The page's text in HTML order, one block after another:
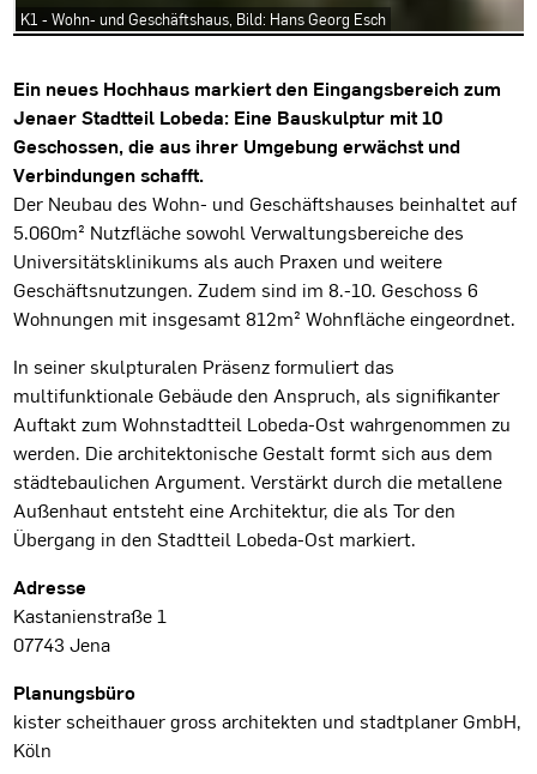
K1 - Wohn- und Geschäftshaus, Bild: Hans Georg Esch
Ein neues Hochhaus markiert den Eingangsbereich zum
Jenaer Stadtteil Lobeda: Eine Bauskulptur mit 10
Geschossen, die aus ihrer Umgebung erwächst und
Verbindungen schafft.
Der Neubau des Wohn- und Geschäftshauses beinhaltet auf
5.060m² Nutzfläche sowohl Verwaltungsbereiche des
Universitätsklinikums als auch Praxen und weitere
Geschäftsnutzungen. Zudem sind im 8.-10. Geschoss 6
Wohnungen mit insgesamt 812m² Wohnfläche eingeordnet.
In seiner skulpturalen Präsenz formuliert das
multifunktionale Gebäude den Anspruch, als signifikanter
Auftakt zum Wohnstadtteil Lobeda-Ost wahrgenommen zu
werden. Die architektonische Gestalt formt sich aus dem
städtebaulichen Argument. Verstärkt durch die metallene
Außenhaut entsteht eine Architektur, die als Tor den
Übergang in den Stadtteil Lobeda-Ost markiert.
Projektdaten
Adresse
Kastanienstraße 1
07743 Jena
Planungsbüro
kister scheithauer gross architekten und stadtplaner GmbH,
Köln